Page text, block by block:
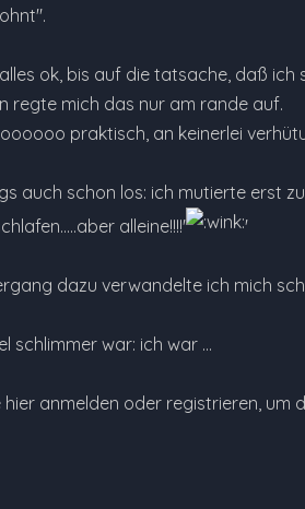
ok, bis auf die tatsache, daß
regte mich das nur am rande auf.
praktisch, an keinerlei
auch schon los: ich mutierte erst
alleine!!!!'
'
dazu verwandelte ich mich
schlimmer war: ich war …
hier anmelden oder registrieren, um